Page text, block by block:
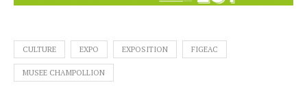
CULTURE EXPO EXPOSITION FIGEAC
MUSEE CHAMPOLLION